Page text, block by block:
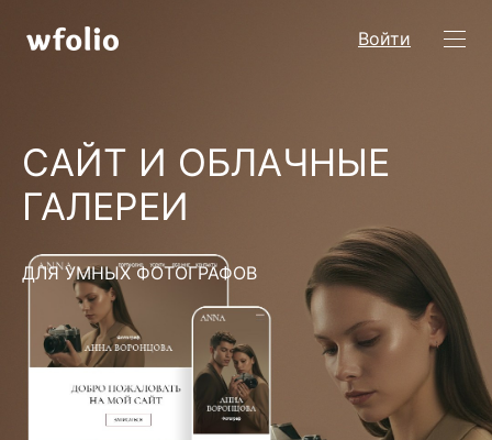
Войти
САЙТ И ОБЛАЧНЫЕ
ГАЛЕРЕИ
ДЛЯ УМНЫХ ФОТОГРАФОВ